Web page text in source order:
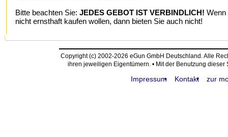
Bitte beachten Sie: JEDES GEBOT IST VERBINDLICH! Wenn
nicht ernsthaft kaufen wollen, dann bieten Sie auch nicht!
Copyright (c) 2002-2026 eGun GmbH Deutschland. Alle
ihren jeweiligen Eigentümern. • Mit der Benutzung
Impressum Kontakt zur